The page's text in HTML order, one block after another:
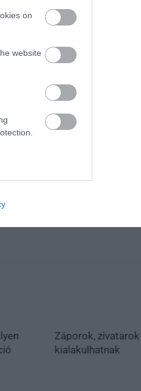
on
website
Záporok, zivatarok
kialakulhatnak